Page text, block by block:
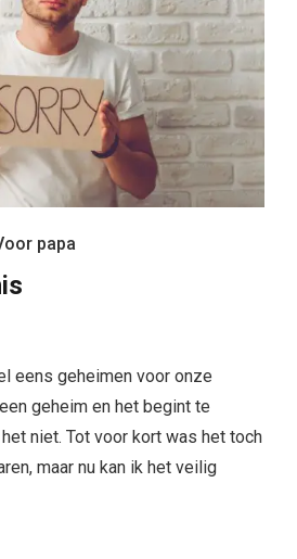
papa
eens geheimen voor onze
geheim en het begint te
niet. Tot voor kort was het toch
maar nu kan ik het veilig